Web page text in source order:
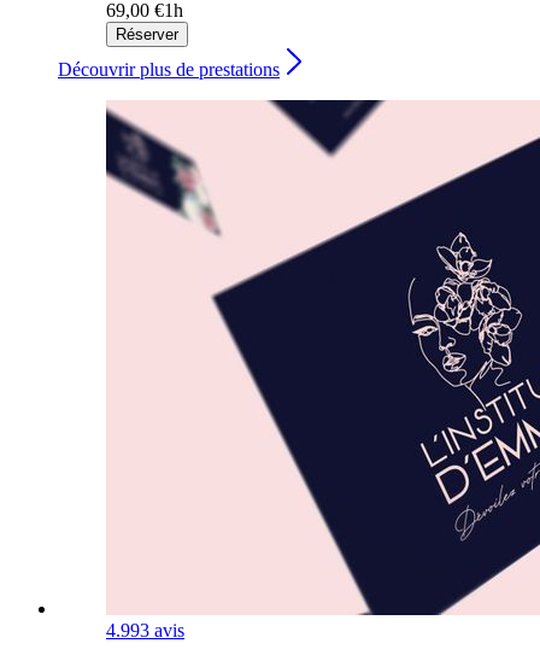
69,00 €1h
Réserver
Découvrir plus de prestations
4.993 avis